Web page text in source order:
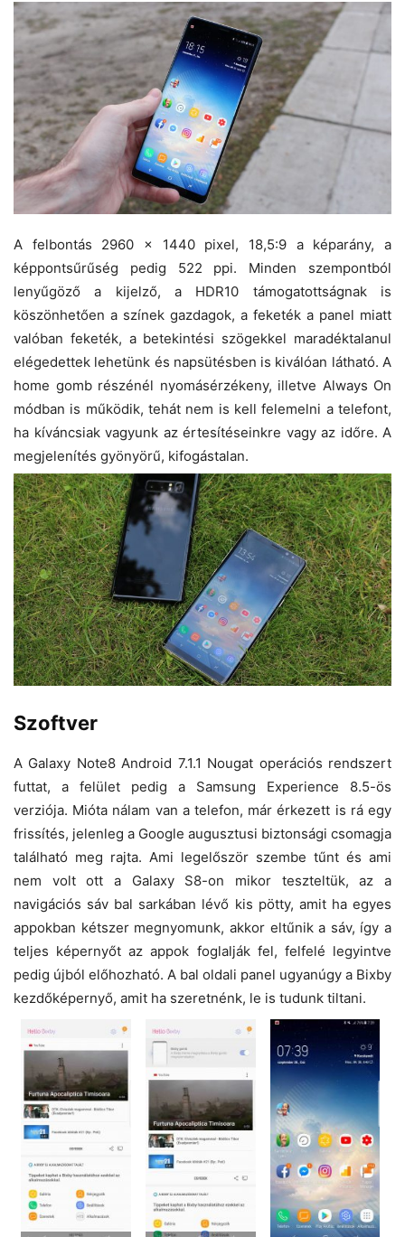
A felbontás 2960 x 1440 pixel, 18,5:9 a képarány, a
képpontsűrűség pedig 522 ppi. Minden szempontból
lenyűgöző a kijelző, a HDR10 támogatottságnak is
köszönhetően a színek gazdagok, a feketék a panel miatt
valóban feketék, a betekintési szögekkel maradéktalanul
elégedettek lehetünk és napsütésben is kiválóan látható. A
home gomb részénél nyomásérzékeny, illetve Always On
módban is működik, tehát nem is kell felemelni a telefont,
ha kíváncsiak vagyunk az értesítéseinkre vagy az időre. A
megjelenítés gyönyörű, kifogástalan.
Szoftver
A Galaxy Note8 Android 7.1.1 Nougat operációs rendszert
futtat, a felület pedig a Samsung Experience 8.5-ös
verziója. Mióta nálam van a telefon, már érkezett is rá egy
frissítés, jelenleg a Google augusztusi biztonsági csomagja
található meg rajta. Ami legelőször szembe tűnt és ami
nem volt ott a Galaxy S8-on mikor teszteltük, az a
navigációs sáv bal sarkában lévő kis pötty, amit ha egyes
appokban kétszer megnyomunk, akkor eltűnik a sáv, így a
teljes képernyőt az appok foglalják fel, felfelé legyintve
pedig újból előhozható. A bal oldali panel ugyanúgy a Bixby
kezdőképernyő, amit ha szeretnénk, le is tudunk tiltani.